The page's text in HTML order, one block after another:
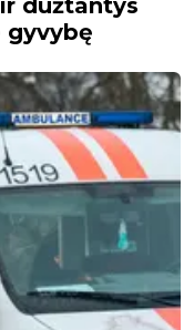
dūžtantys
gyvybę